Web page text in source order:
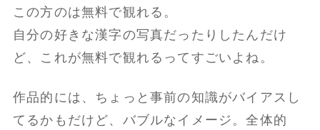
この方のは無料で観れる。
自分の好きな漢字の写真だったりしたんだけ
ど、これが無料で観れるってすごいよね。
作品的には、ちょっと事前の知識がバイアスし
てるかもだけど、バブルなイメージ。全体的